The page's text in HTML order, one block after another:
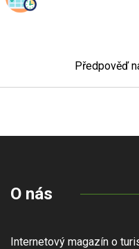
Předpověď
O nás
Internetový magazín o